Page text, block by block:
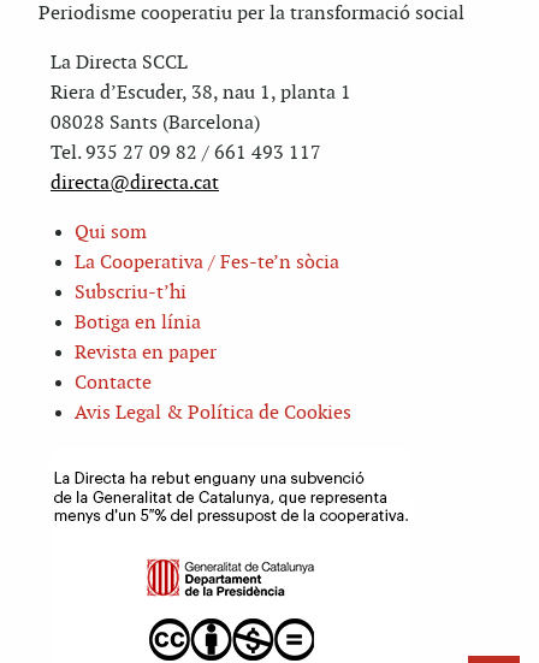
Periodisme cooperatiu per la transformació social
La Directa SCCL
Riera d’Escuder, 38, nau 1, planta 1
08028 Sants (Barcelona)
Tel. 935 27 09 82 / 661 493 117
directa@directa.cat
Qui som
La Cooperativa / Fes-te’n sòcia
Subscriu-t’hi
Botiga en línia
Revista en paper
Contacte
Avis Legal & Política de Cookies